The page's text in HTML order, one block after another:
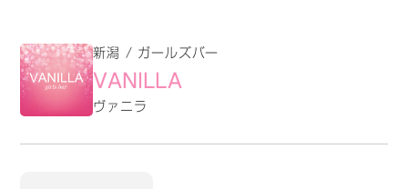
新潟 / ガールズバー
VANILLA
ヴァニラ